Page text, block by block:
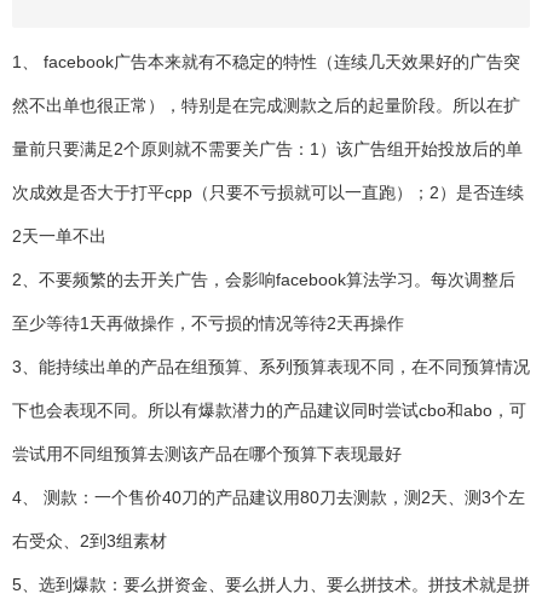
1、 facebook广告本来就有不稳定的特性（连续几天效果好的广告突
然不出单也很正常），特别是在完成测款之后的起量阶段。所以在扩
量前只要满足2个原则就不需要关广告：1）该广告组开始投放后的单
次成效是否大于打平cpp（只要不亏损就可以一直跑）；2）是否连续
2天一单不出
2、不要频繁的去开关广告，会影响facebook算法学习。每次调整后
至少等待1天再做操作，不亏损的情况等待2天再操作
3、能持续出单的产品在组预算、系列预算表现不同，在不同预算情况
下也会表现不同。所以有爆款潜力的产品建议同时尝试cbo和abo，可
尝试用不同组预算去测该产品在哪个预算下表现最好
4、 测款：一个售价40刀的产品建议用80刀去测款，测2天、测3个左
右受众、2到3组素材
5、选到爆款：要么拼资金、要么拼人力、要么拼技术。拼技术就是拼